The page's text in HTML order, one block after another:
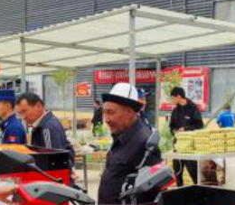
示消防救援装备